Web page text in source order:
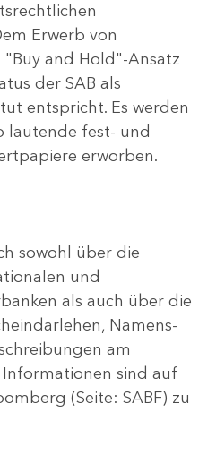
Erwerb von
and Hold"-Ansatz
der SAB als
entspricht. Es werden
lautende fest- und
erworben.
sowohl über die
und
als auch über die
Namens-
am
sind auf
(Seite: SABF) zu